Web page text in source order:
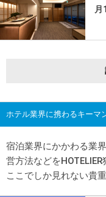
月
ホテル業界に携わるキーマ
宿泊業界にかかわる業
営方法などを
ここでしか見れない貴